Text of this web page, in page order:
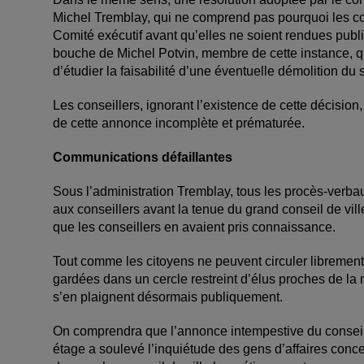
Michel Tremblay, qui ne comprend pas pourquoi les
Comité exécutif avant qu’elles ne soient rendues
bouche de Michel Potvin, membre de cette instance,
d’étudier la faisabilité d’une éventuelle démolition du
Les conseillers, ignorant l’existence de cette
de cette annonce incomplète et prématurée.
Communications défaillantes
Sous l’administration Tremblay, tous les procès-
aux conseillers avant la tenue du grand conseil de
que les conseillers en avaient pris connaissance.
Tout comme les citoyens ne peuvent circuler
gardées dans un cercle restreint d’élus proches de
s’en plaignent désormais publiquement.
On comprendra que l’annonce intempestive du
étage a soulevé l’inquiétude des gens d’affaires